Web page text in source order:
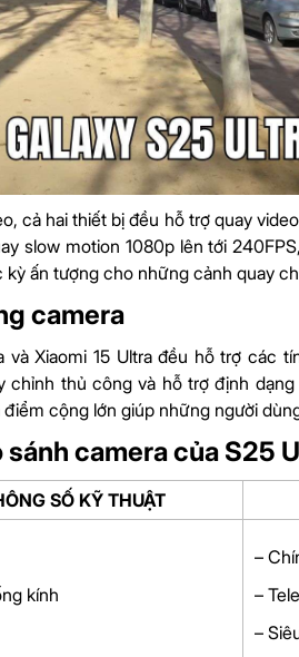
cả hai thiết bị đều hỗ trợ quay
slow motion 1080p lên tới
kỳ ấn tượng cho những cảnh quay
camera
và Xiaomi 15 Ultra đều hỗ trợ các
chỉnh thủ công và hỗ trợ định
cộng lớn giúp những người
sánh camera của S25
SỐ KỸ THUẬT
kính
–
–
–